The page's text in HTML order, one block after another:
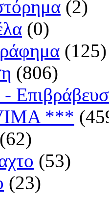
(2)
(0)
(125)
(806)
***
(62)
(53)
(23)